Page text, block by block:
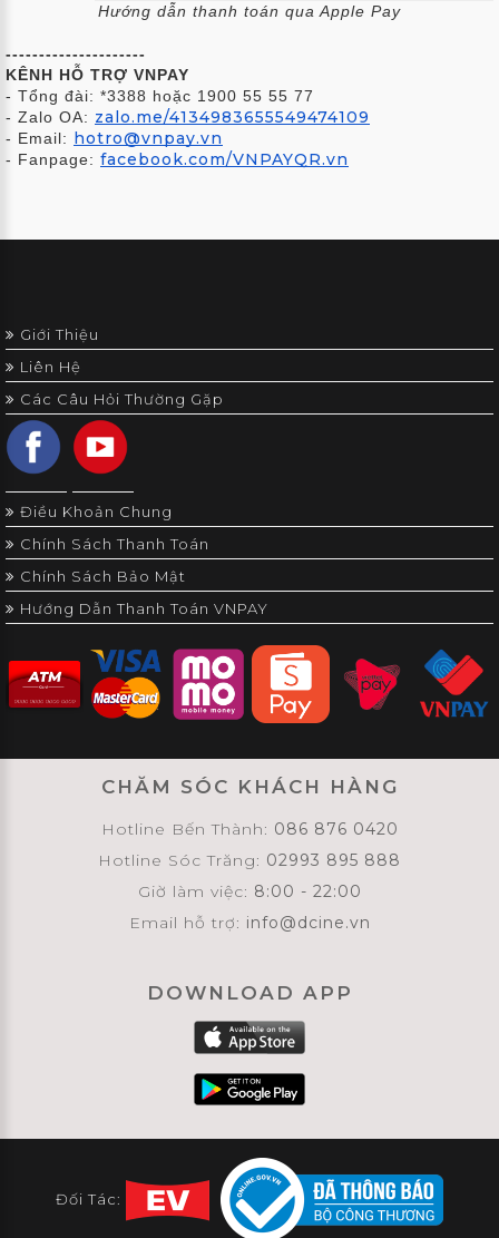
Hướng dẫn thanh toán qua Apple Pay
---------------------
KÊNH HỖ TRỢ VNPAY
- Tổng đài: *3388 hoặc 1900 55 55 77
- Zalo OA: zalo.me/4134983655549474109
- Email: hotro@vnpay.vn
- Fanpage: facebook.com/VNPAYQR.vn
Giới Thiệu
Liên Hệ
Các Câu Hỏi Thường Gặp
Điều Khoản Chung
Chính Sách Thanh Toán
Chính Sách Bảo Mật
Hướng Dẫn Thanh Toán VNPAY
CHĂM SÓC KHÁCH HÀNG
Hotline Bến Thành: 086 876 0420
Hotline Sóc Trăng: 02993 895 888
Giờ làm việc: 8:00 - 22:00
Email hỗ trợ: info@dcine.vn
DOWNLOAD APP
Đối Tác: